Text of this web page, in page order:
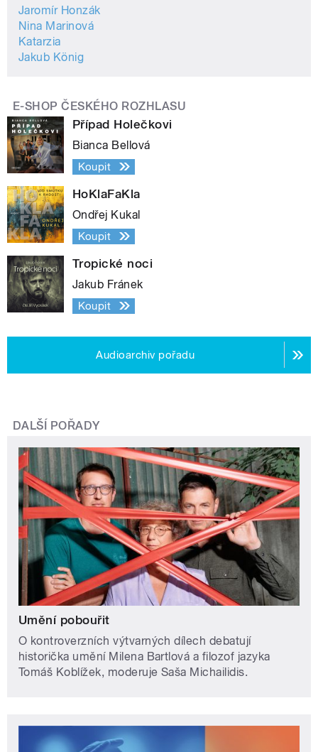
Jaromír Honzák
Nina Marinová
Katarzia
Jakub König
E-SHOP ČESKÉHO ROZHLASU
Případ Holečkovi
Bianca Bellová
Koupit
HoKlaFaKla
Ondřej Kukal
Koupit
Tropické noci
Jakub Fránek
Koupit
Audioarchiv pořadu
DALŠÍ POŘADY
Umění pobouřit
O kontroverzních výtvarných dílech debatují
historička umění Milena Bartlová a filozof jazyka
Tomáš Koblížek, moderuje Saša Michailidis.